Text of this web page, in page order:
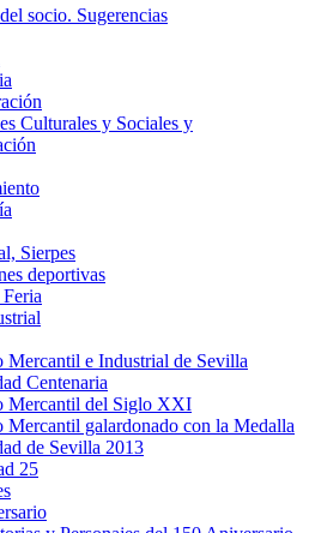
socio. Sugerencias
Culturales y Sociales y
Sierpes
deportivas
Feria
Mercantil e Industrial de Sevilla
Centenaria
Mercantil del Siglo XXI
Mercantil galardonado con la Medalla
de Sevilla 2013
25